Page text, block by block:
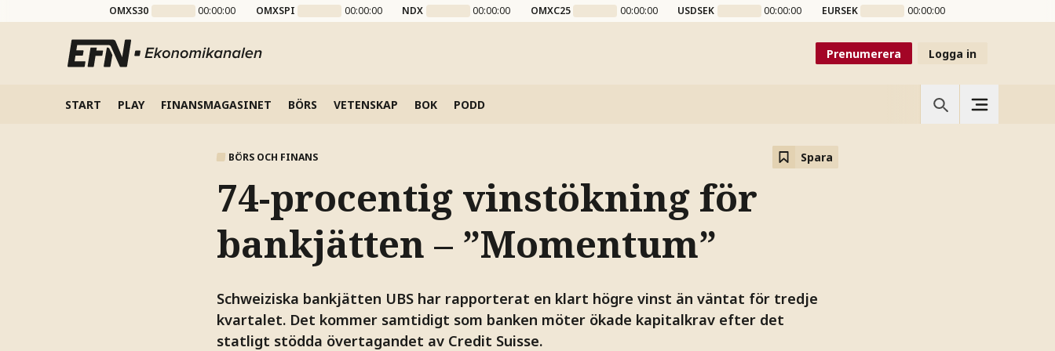
OMXS30 00:00:00 OMXSPI 00:00:00 NDX 00:00:00 OMXC25 00:00:00 USDSEK 00:00:00 EURSEK 00:00:00
Prenumerera Logga in
START PLAY FINANSMAGASINET BÖRS VETENSKAP BOK PODD
BÖRS OCH FINANS Spara
74-procentig vinstökning för
bankjätten – ”Momentum”
Schweiziska bankjätten UBS har rapporterat en klart högre vinst än väntat för tredje
kvartalet. Det kommer samtidigt som banken möter ökade kapitalkrav efter det
statligt stödda övertagandet av Credit Suisse.